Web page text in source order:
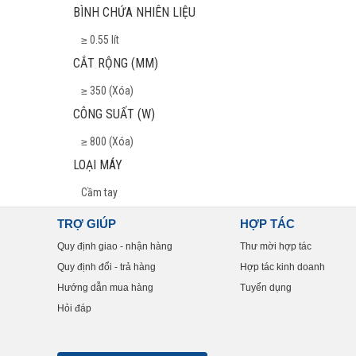
BÌNH CHỨA NHIÊN LIỆU
≥ 0.55 lít
CẮT RỘNG (MM)
≥ 350 (Xóa)
CÔNG SUẤT (W)
≥ 800 (Xóa)
LOẠI MÁY
Cầm tay
TRỢ GIÚP
Quy định giao - nhận hàng
Quy định đổi - trả hàng
Hướng dẫn mua hàng
Hỏi đáp
HỢP TÁC
Thư mời hợp tác
Hợp tác kinh doanh
Tuyển dụng